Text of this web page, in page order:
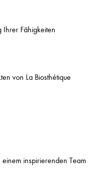
w/d)
Ihrer Fähigkeiten
von La Biosthétique
inspirierenden Team